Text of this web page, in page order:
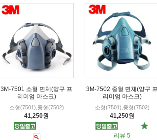
3M-7501 소형 면체(양구 프
리미엄 마스크)
소형(7501),중형(7502)
41,250원
3M-7502 중형 면체(양구 프
리미엄 마스크)
소형(7501),중형(7502)
41,250원
리뷰 5